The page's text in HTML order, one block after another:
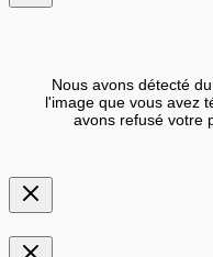
Nous avons détecté
l'image que vous avez
avons refusé votre